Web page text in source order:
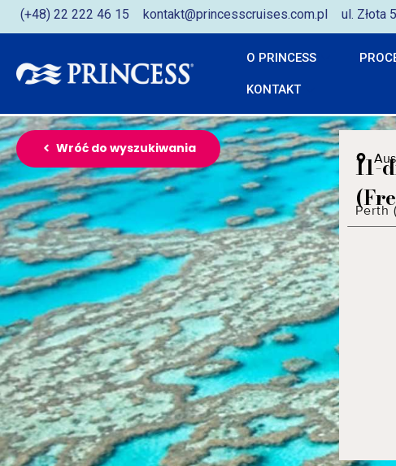
(+48) 22 222 46 15 kontakt@princesscruises.com.pl ul. Złota
O PRINCESS
KONTAKT
Wróć do wyszukiwania
11-
Perth